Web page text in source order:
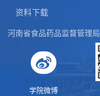
资料下载
河南省食品药品监督管理局
学院微博